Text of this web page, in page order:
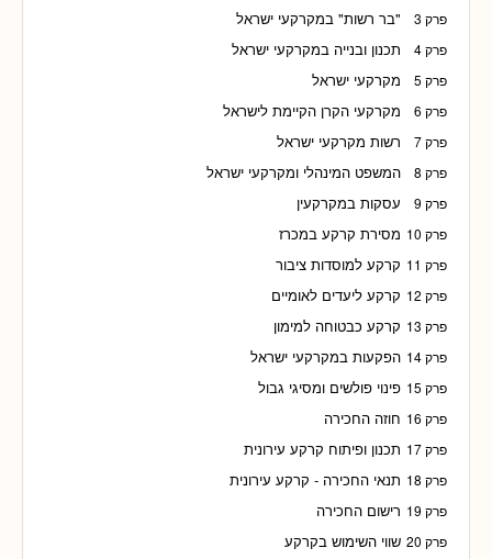
פרק 3 "בר רשות" במקרקעי ישראל
פרק 4 תכנון ובנייה במקרקעי ישראל
פרק 5 מקרקעי ישראל
פרק 6 מקרקעי הקרן הקיימת לישראל
פרק 7 רשות מקרקעי ישראל
פרק 8 המשפט המינהלי ומקרקעי ישראל
פרק 9 עסקות במקרקעין
פרק 10 מסירת קרקע במכרז
פרק 11 קרקע למוסדות ציבור
פרק 12 קרקע ליעדים לאומיים
פרק 13 קרקע כבטוחה למימון
פרק 14 הפקעות במקרקעי ישראל
פרק 15 פינוי פולשים ומסיגי גבול
פרק 16 חוזה החכירה
פרק 17 תכנון ופיתוח קרקע עירונית
פרק 18 תנאי החכירה - קרקע עירונית
פרק 19 רישום החכירה
פרק 20 שווי השימוש בקרקע